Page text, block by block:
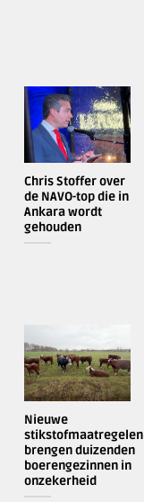
Chris Stoffer over
de NAVO-top die in
Ankara wordt
gehouden
Nieuwe
stikstofmaatregelen
brengen duizenden
boerengezinnen in
onzekerheid